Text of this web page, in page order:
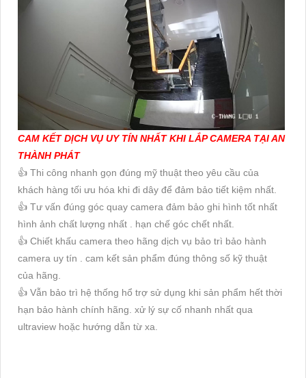
CAM KẾT DỊCH VỤ UY TÍN NHẤT KHI LẮP CAMERA TẠI AN
THÀNH PHÁT
👍 Thi công nhanh gọn đúng mỹ thuật theo yêu cầu của
khách hàng tối ưu hóa khi đi dây để đảm bảo tiết kiệm nhất.
👍 Tư vấn đúng góc quay camera đảm bảo ghi hình tốt nhất
hình ảnh chất lượng nhất . hạn chế góc chết nhất.
👍 Chiết khấu camera theo hãng dịch vụ bảo trì bảo hành
camera uy tín . cam kết sản phẩm đúng thông số kỹ thuật
của hãng.
👍 Vẫn bảo trì hệ thống hổ trợ sử dụng khi sản phẩm hết thời
hạn bảo hành chính hãng. xử lý sự cố nhanh nhất qua
ultraview hoặc hướng dẫn từ xa.